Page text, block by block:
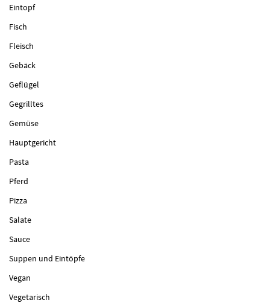
Eintopf
Fisch
Fleisch
Gebäck
Geflügel
Gegrilltes
Gemüse
Hauptgericht
Pasta
Pferd
Pizza
Salate
Sauce
Suppen und Eintöpfe
Vegan
Vegetarisch